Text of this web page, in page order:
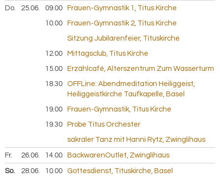
Do. 25.06. 2026
09.00 Frauen-Gymnastik 1, Titus Kirche
10.00 Frauen-Gymnastik 2, Titus Kirche
Sitzung Jubilarenfeier, Tituskirche
12.00 Mittagsclub, Titus Kirche
15.00 Erzählcafé, Alterszentrum Zum Wasserturm
18.30
OFFLine: Abendmeditation Heiliggeist,
Heiliggeistkirche Taufkapelle, Basel
19.00 Frauen-Gymnastik, Titus Kirche
19.30 Probe Titus Orchester
sakraler Tanz mit Hanni Rytz, Zwinglihaus
Fr. 26.06. 2026
14.00 BackwarenOutlet, Zwinglihaus
So. 28.06. 2026
10.00 Gottesdienst, Tituskirche, Basel